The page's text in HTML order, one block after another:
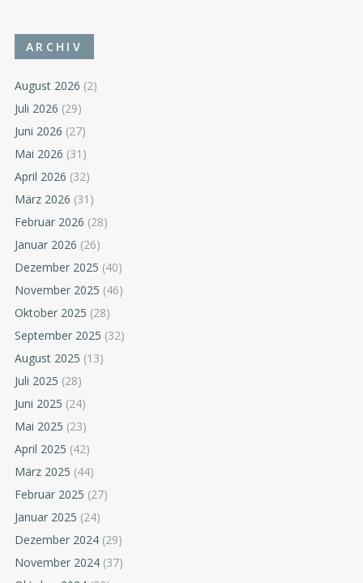
ARCHIV
August 2026 (2)
Juli 2026 (29)
Juni 2026 (27)
Mai 2026 (31)
April 2026 (32)
März 2026 (31)
Februar 2026 (28)
Januar 2026 (26)
Dezember 2025 (40)
November 2025 (46)
Oktober 2025 (28)
September 2025 (32)
August 2025 (13)
Juli 2025 (28)
Juni 2025 (24)
Mai 2025 (23)
April 2025 (42)
März 2025 (44)
Februar 2025 (27)
Januar 2025 (24)
Dezember 2024 (29)
November 2024 (37)